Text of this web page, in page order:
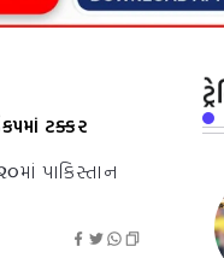
ટક્કર
પાકિસ્તાન